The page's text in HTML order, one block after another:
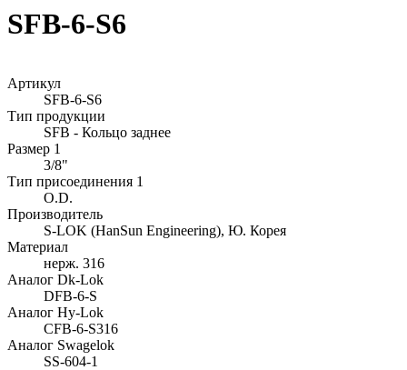
SFB-6-S6
Артикул
SFB-6-S6
Тип продукции
SFB - Кольцо заднее
Размер 1
3/8"
Тип присоединения 1
O.D.
Производитель
S-LOK (HanSun Engineering), Ю. Корея
Материал
нерж. 316
Аналог Dk-Lok
DFB-6-S
Аналог Hy-Lok
CFB-6-S316
Аналог Swagelok
SS-604-1